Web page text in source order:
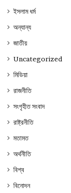
ইসলাম ধর্ম
অন্যান্য
জাতীয়
Uncategorized
মিডিয়া
রাজনীতি
সংগৃহীত সংবাদ
রাষ্ট্রনীতি
মতামত
অর্থনীতি
বিশ্ব
বিনোদন